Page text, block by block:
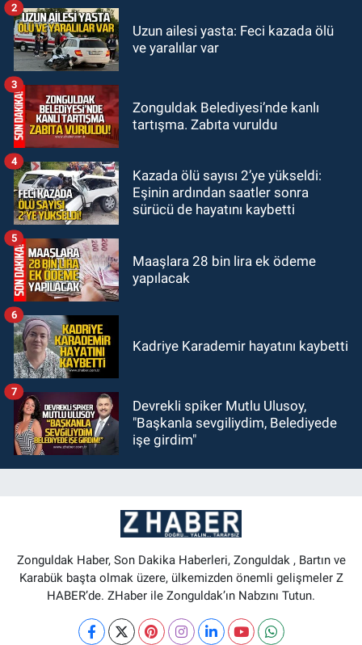
19:34Zonguldakspor Bolu'da 3
19:27Çaycuma ırmağında görüldü:
Uzun ailesi yasta: Feci kazada ölü
ve yaralılar var
2
Zonguldak Belediyesi’nde kanlı
tartışma. Zabıta vuruldu
3
Kazada ölü sayısı 2’ye yükseldi:
Eşinin ardından saatler sonra
sürücü de hayatını kaybetti
4
Maaşlara 28 bin lira ek ödeme
yapılacak
5
Kadriye Karademir hayatını kaybetti
6
Devrekli spiker Mutlu Ulusoy,
"Başkanla sevgiliydim, Belediyede
işe girdim"
7
Zonguldak Haber, Son Dakika Haberleri, Zonguldak , Bartın ve
Karabük başta olmak üzere, ülkemizden önemli gelişmeler Z
HABER’de. ZHaber ile Zonguldak’ın Nabzını Tutun.